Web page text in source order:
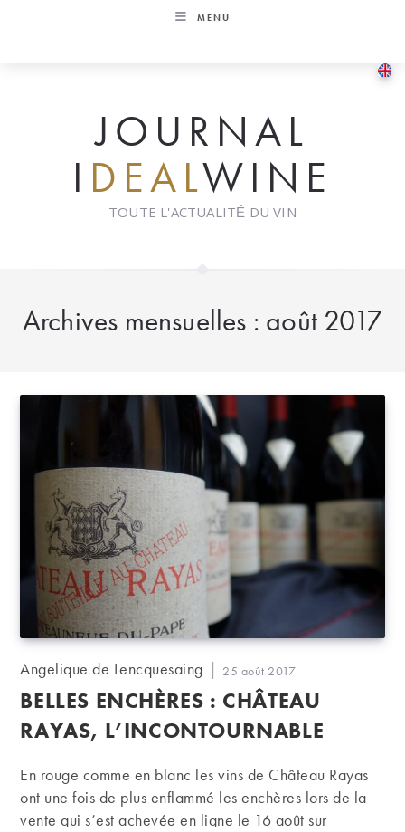
MENU
JOURNAL
I DEALWINE
TOUTE L'ACTUALITÉ DU VIN
Archives mensuelles : août 2017
Auteur/autrice
la
publication :
Angelique de Lencquesaing
Publication
publiée :
25 août 2017
BELLES ENCHÈRES : CHÂTEAU
RAYAS, L’INCONTOURNABLE
En rouge comme en blanc les vins de Château Rayas
ont une fois de plus enflammé les enchères lors de la
vente qui s’est achevée en ligne le 16 août sur